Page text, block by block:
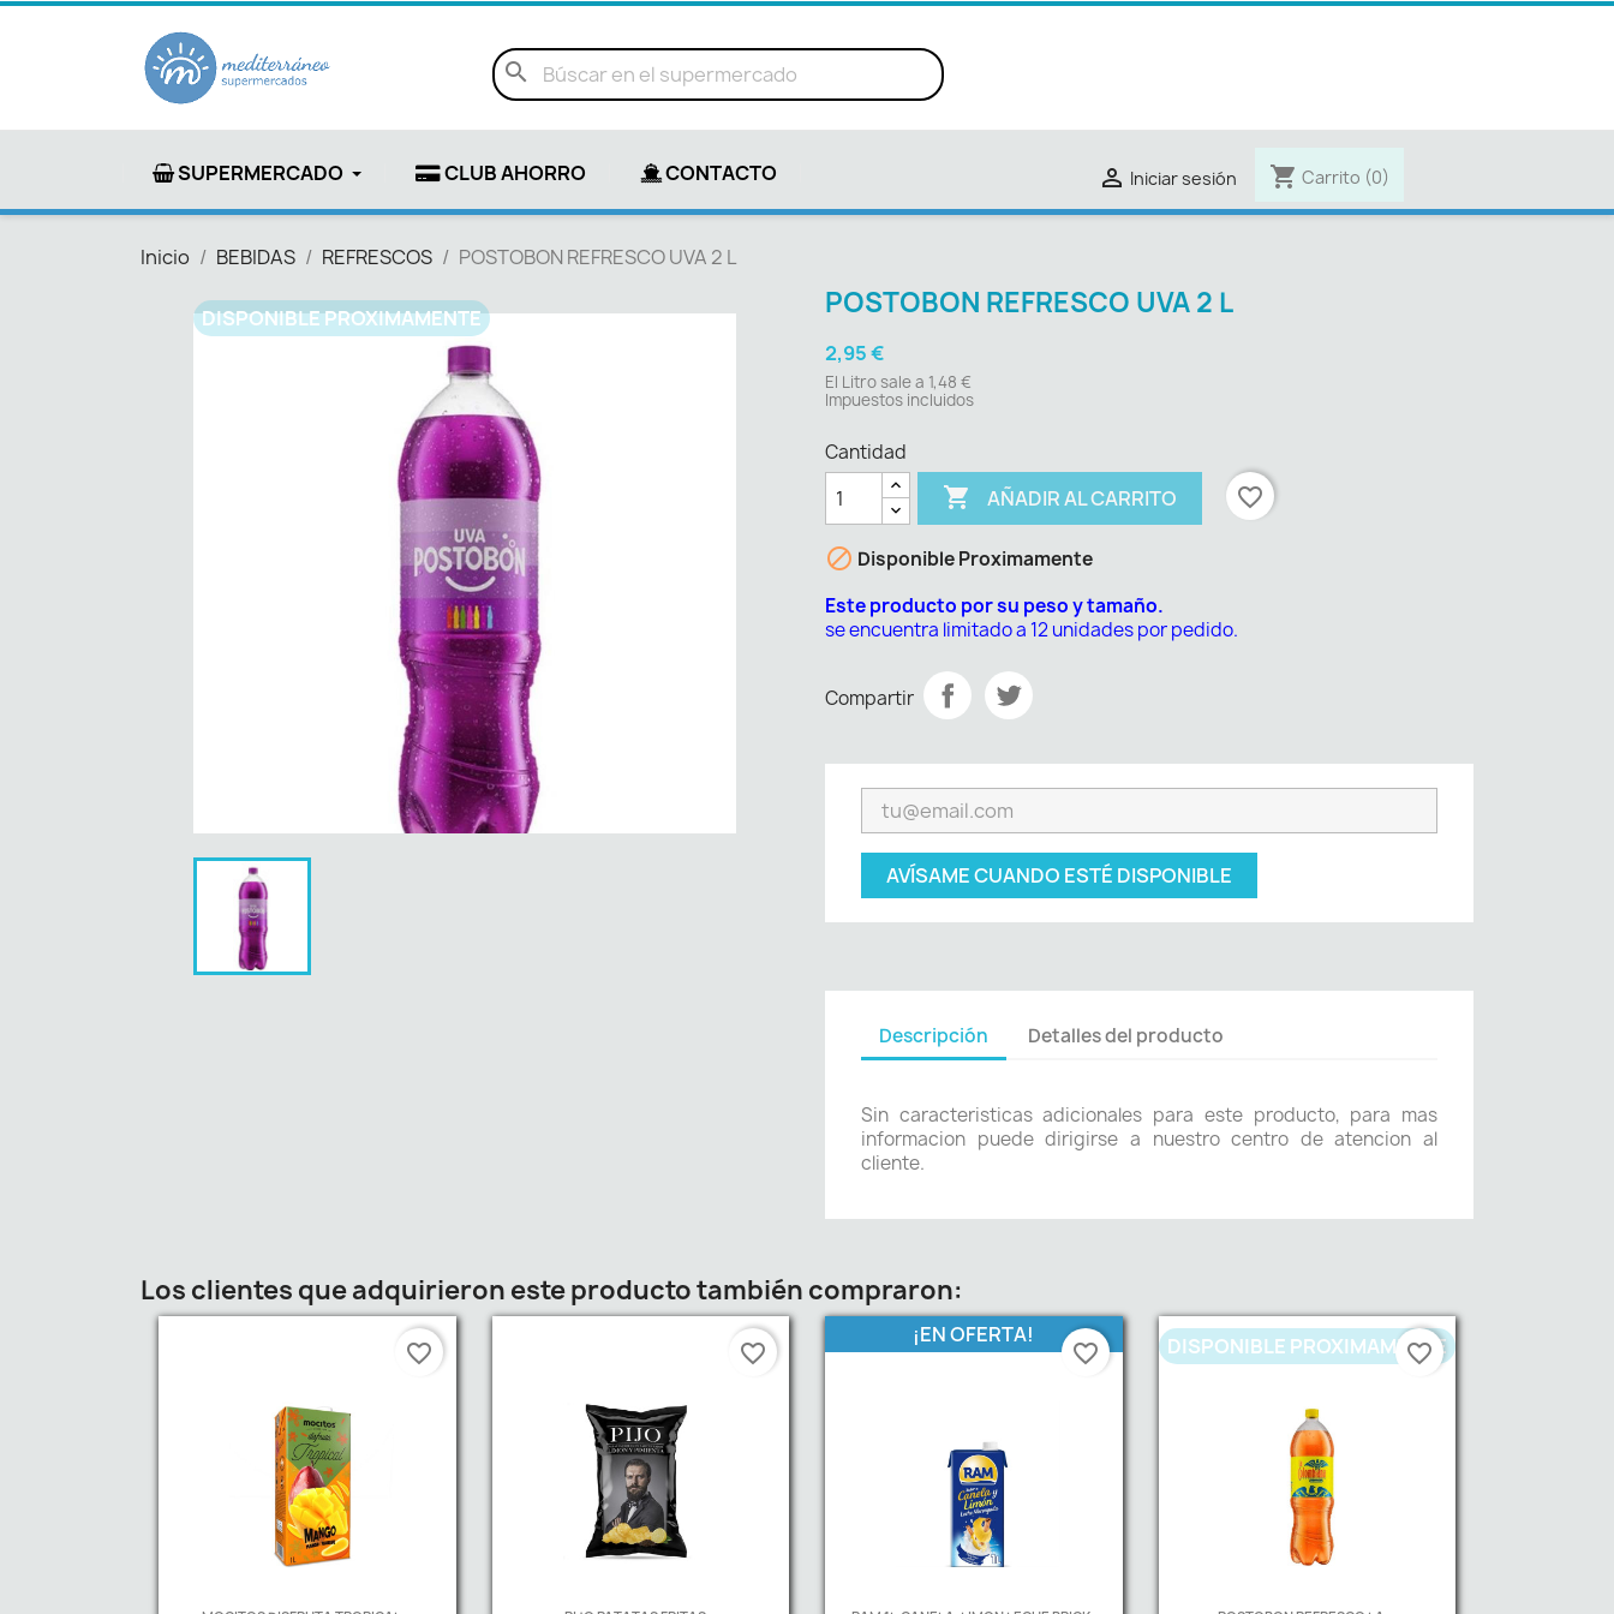
 Iniciar sesión shopping_cart Carrito (0)
search
SUPERMERCADO CLUB AHORRO CONTACTO
Inicio BEBIDAS REFRESCOS POSTOBON REFRESCO UVA 2 L
DISPONIBLE PROXIMAMENTE POSTOBON REFRESCO UVA 2 L
2,95 €
El Litro sale a 1,48 €
Impuestos incluidos
Cantidad
 AÑADIR AL CARRITO favorite_border
 Disponible Proximamente
Este producto por su peso y tamaño.
se encuentra limitado a 12 unidades por pedido.
Compartir
AVÍSAME CUANDO ESTÉ DISPONIBLE
Descripción Detalles del producto
Sin caracteristicas adicionales para este producto, para mas
informacion puede dirigirse a nuestro centro de atencion al
cliente.
Los clientes que adquirieron este producto también compraron:
favorite_border favorite_border
¡EN OFERTA!
favorite_border DISPONIBLE PROXIMAMENTE
favorite_border